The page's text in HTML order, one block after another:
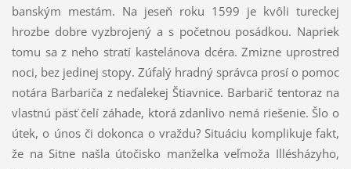
banským mestám. Na jeseň roku 1599 je kvôli tureckej
hrozbe dobre vyzbrojený a s početnou posádkou. Napriek
tomu sa z neho stratí kastelánova dcéra. Zmizne uprostred
noci, bez jedinej stopy. Zúfalý hradný správca prosí o pomoc
notára Barbariča z neďalekej Štiavnice. Barbarič tentoraz na
vlastnú päsť čelí záhade, ktorá zdanlivo nemá riešenie. Šlo o
útek, o únos či dokonca o vraždu? Situáciu komplikuje fakt,
že na Sitne našla útočisko manželka veľmoža Illésházyho,